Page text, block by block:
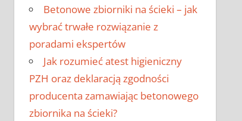
Betonowe zbiorniki na ścieki – jak
wybrać trwałe rozwiązanie z
poradami ekspertów
Jak rozumieć atest higieniczny
PZH oraz deklaracją zgodności
producenta zamawiając betonowego
zbiornika na ścieki?